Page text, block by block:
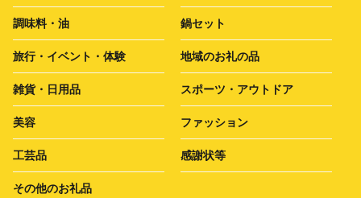
調味料・油 鍋セット
旅行・イベント・体験 地域のお礼の品
雑貨・日用品 スポーツ・アウトドア
美容 ファッション
工芸品 感謝状等
その他のお礼品